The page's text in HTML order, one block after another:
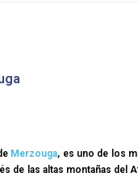
Merzouga, es uno de los
de las altas montañas del